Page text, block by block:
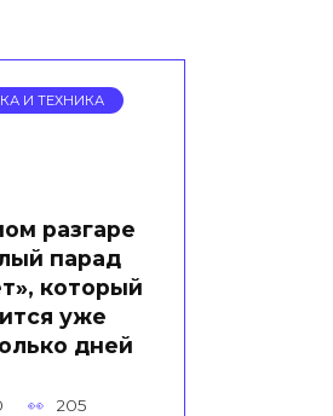
И ТЕХНИКА
разгаре
парад
который
уже
дней
205